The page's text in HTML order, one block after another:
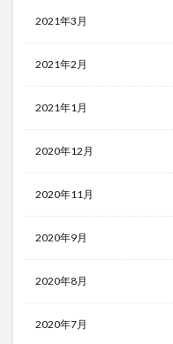
2021年3月
2021年2月
2021年1月
2020年12月
2020年11月
2020年9月
2020年8月
2020年7月